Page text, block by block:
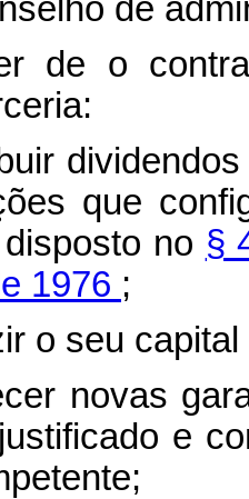
de
de o
que
no §
1976 ;
o seu
novas
e